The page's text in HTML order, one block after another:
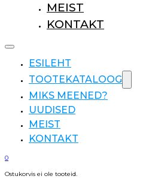
MEIST
KONTAKT
ESILEHT
TOOTEKATALOOG
MIKS MEENED?
UUDISED
MEIST
KONTAKT
0
Ostukorvis ei ole tooteid.